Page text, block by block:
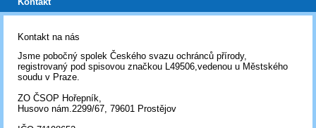
Kontakt na nás
Jsme pobočný spolek Českého svazu ochránců přírody,
registrovaný pod spisovou značkou L49506,vedenou u Městského
soudu v Praze.
ZO ČSOP Hořepník,
Husovo nám.2299/67, 79601 Prostějov